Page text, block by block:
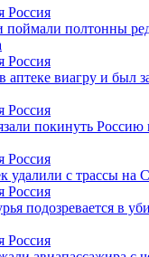
поймали полтонны
аптеке виагру и был
покинуть
удалили с трассы на
подозревается в